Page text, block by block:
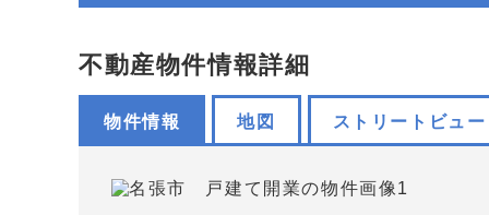
不動産物件情報詳細
物件情報 地図 ストリートビュー